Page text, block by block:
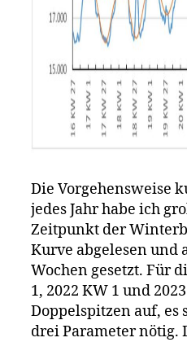
Die Vorgehensweise
jedes Jahr habe ich
Zeitpunkt der
Kurve abgelesen und
Wochen gesetzt. Für
1, 2022 KW 1 und
Doppelspitzen auf,
drei Parameter nötig.